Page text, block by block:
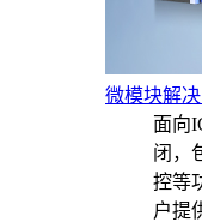
微模块解
面向
闭，
控等
户提